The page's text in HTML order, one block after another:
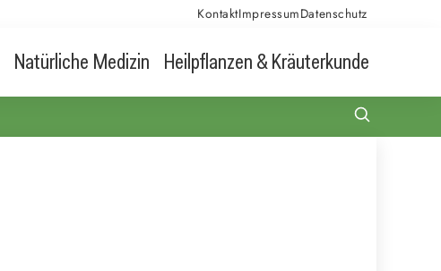
KontaktImpressumDatenschutz
Natürliche Medizin Heilpflanzen & Kräuterkunde